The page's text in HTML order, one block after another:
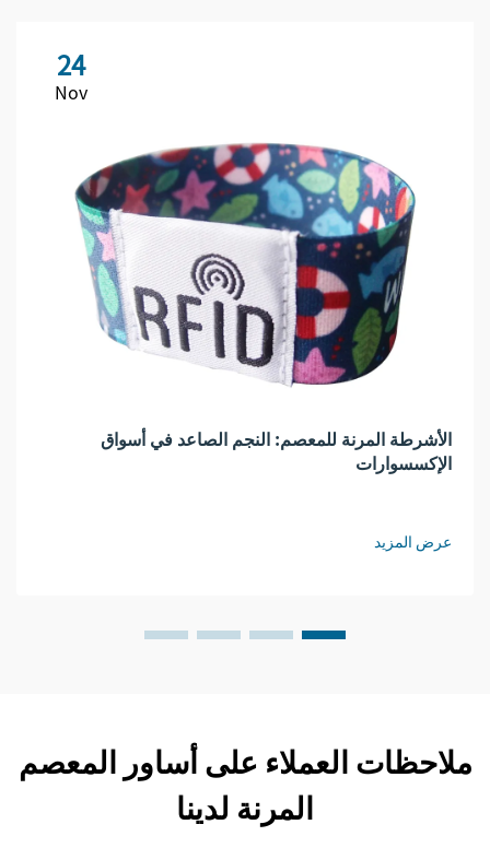
24
Nov
الأشرطة المرنة للمعصم: النجم الصاعد في أسواق
الإكسسوارات
عرض المزيد
ملاحظات العملاء على أساور المعصم
المرنة لدينا